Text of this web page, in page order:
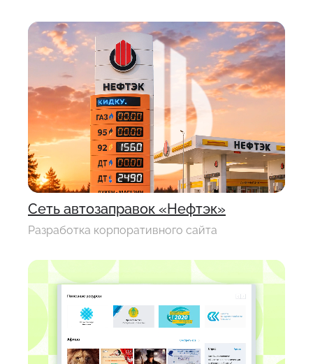
Сеть автозаправок «Нефтэк»
Разработка корпоративного сайта